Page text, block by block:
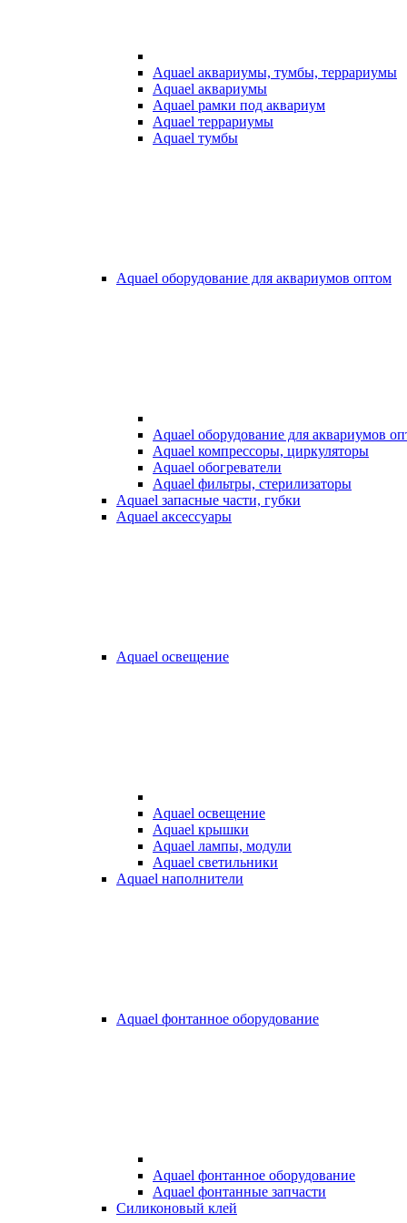
Aquael аквариумы, тумбы, террариумы
Aquael аквариумы
Aquael рамки под аквариум
Aquael террариумы
Aquael тумбы
Aquael оборудование для аквариумов оптом
Aquael оборудование для аквариумов
Aquael компрессоры, циркуляторы
Aquael обогреватели
Aquael фильтры, стерилизаторы
Aquael запасные части, губки
Aquael аксессуары
Aquael освещение
Aquael освещение
Aquael крышки
Aquael лампы, модули
Aquael светильники
Aquael наполнители
Aquael фонтанное оборудование
Aquael фонтанное оборудование
Aquael фонтанные запчасти
Силиконовый клей